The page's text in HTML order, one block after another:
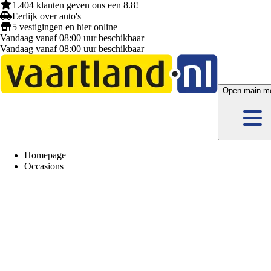
1.404 klanten geven ons een 8.8!
Eerlijk over auto's
5 vestigingen en hieronline
Vandaag vanaf 08:00 uur beschikbaar
Vandaag vanaf 08:00 uur beschikbaar
Open main
Homepage
Occasions